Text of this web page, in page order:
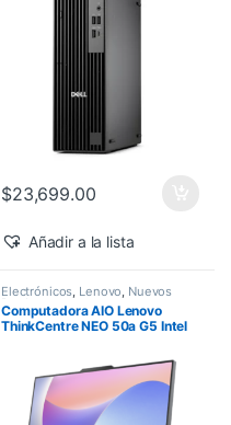
$23,699.00
Añadir a la lista
Electrónicos Lenovo Nuevos
Productos
Computadora AIO Lenovo
ThinkCentre NEO 50a G5 Intel
512GB SSD Windows 11 Pro